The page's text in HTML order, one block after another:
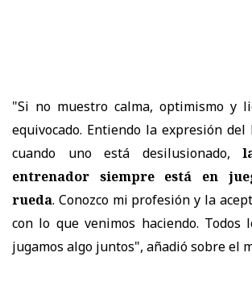
"Si no muestro calma, optimismo y
equivocado. Entiendo la expresión
cuando uno está desilusionado,
entrenador siempre está en
rueda. Conozco mi profesión y la
con lo que venimos haciendo. Todos
jugamos algo juntos", añadió sobre el